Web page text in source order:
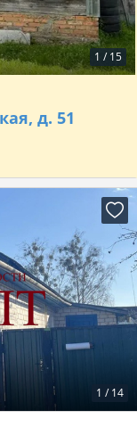
1 / 15
д. 51
1 / 14